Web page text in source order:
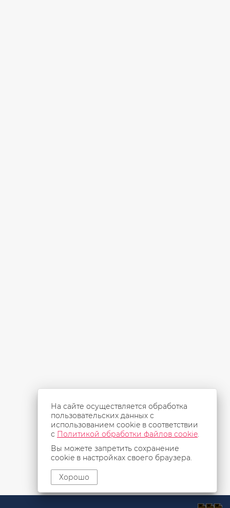
На сайте осуществляется обработка
пользовательских данных с
использованием cookie в соответствии
с Политикой обработки файлов cookie.
Вы можете запретить сохранение
cookie в настройках своего браузера.
Хорошо